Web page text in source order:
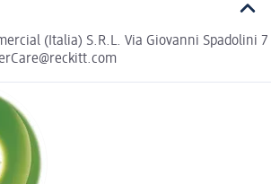
(Italia) S.R.L. Via Giovanni Spadolini 7